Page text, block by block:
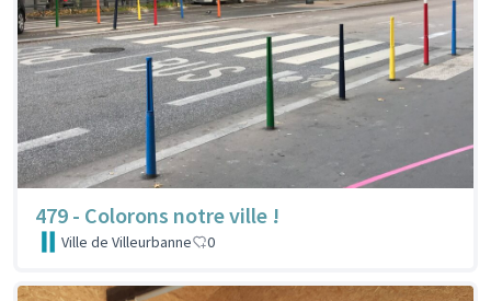
479 - Colorons notre ville !
Ville de Villeurbanne 0